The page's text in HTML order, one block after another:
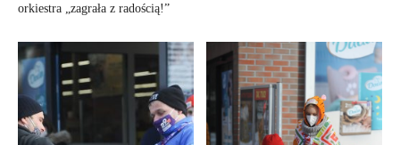
orkiestra „zagrała z radością!”